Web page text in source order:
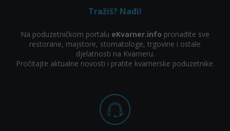
Tražiš? Nađi!
Na poduzetničkom portalu eKvarner.info pronađite sve
restorane, majstore, stomatologe, trgovine i ostale
djelatnosti na Kvarneru.
Pročitajte aktualne novosti i pratite kvarnerske poduzetnike.